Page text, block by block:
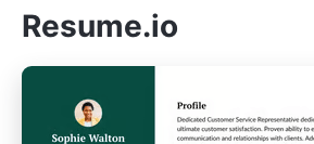
Resume.io